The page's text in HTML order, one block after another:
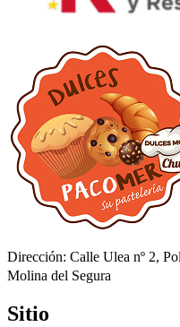
Dirección: Calle Ulea nº 2,
Molina del Segura
Sitio